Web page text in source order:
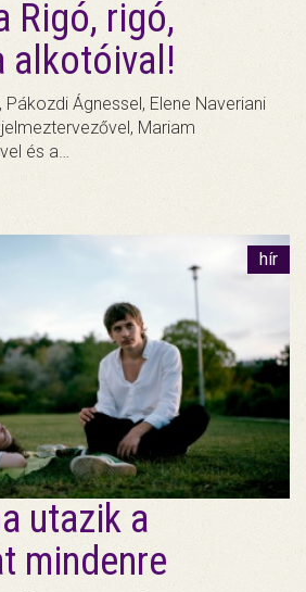
Rigó, rigó,
alkotóival!
Ágnessel, Elene Naveriani
Mariam
és a…
hír
utazik a
mindenre